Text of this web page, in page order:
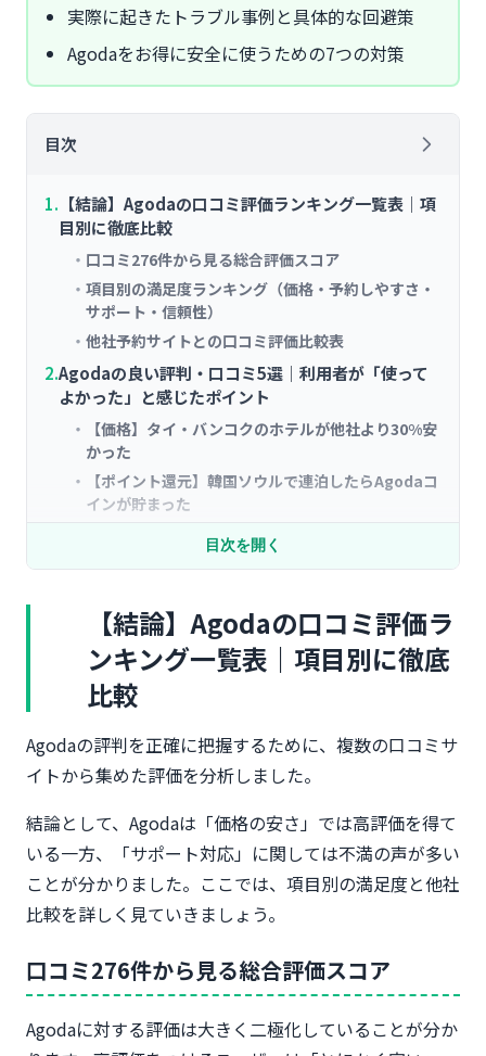
実際に起きたトラブル事例と具体的な回避策
Agodaをお得に安全に使うための7つの対策
目次
【結論】Agodaの口コミ評価ランキング一覧表｜項
目別に徹底比較
口コミ276件から見る総合評価スコア
項目別の満足度ランキング（価格・予約しやすさ・
サポート・信頼性）
他社予約サイトとの口コミ評価比較表
Agodaの良い評判・口コミ5選｜利用者が「使って
よかった」と感じたポイント
【価格】タイ・バンコクのホテルが他社より30%安
かった
【ポイント還元】韓国ソウルで連泊したらAgodaコ
インが貯まった
【検索しやすさ】台湾・台北で細かい条件検索がで
つかった
【セール】シンガポールのホテルがフラッシュセー
ルで50%OFF
Agodaの悪い評判・口コミ5選｜利用者が「二度と
使わない」と感じた理由
【返金トラブル】インドネシア・バリ島で返金が3
ヶ月かかった
がホテルに届いていなかった
【サポート対応】フィリピン・セブ島でサポートに
繋がらず困った
【価格変動】ハワイ・ホノルルで決済時に価格が上
がっていた
【強制キャンセル】オーストラリア・シドニーで一
方的にキャンセルされた
て使える国・要注意な国
目次を開く
【結論】Agodaの口コミ評価ラ
ンキング一覧表｜項目別に徹底
比較
Agodaの評判を正確に把握するために、複数の口コミサ
イトから集めた評価を分析しました。
結論として、Agodaは「価格の安さ」では高評価を得て
いる一方、「サポート対応」に関しては不満の声が多い
ことが分かりました。ここでは、項目別の満足度と他社
比較を詳しく見ていきましょう。
口コミ276件から見る総合評価スコア
Agodaに対する評価は大きく二極化していることが分か